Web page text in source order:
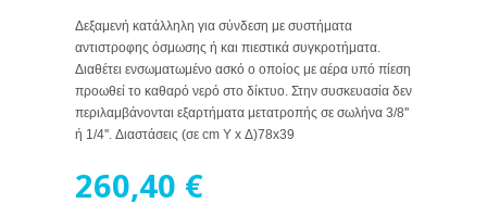
Δεξαμενή κατάλληλη για σύνδεση με συστήματα
αντιστροφης όσμωσης ή και πιεστικά συγκροτήματα.
Διαθέτει ενσωματωμένο ασκό ο οποίος με αέρα υπό πίεση
προωθεί το καθαρό νερό στο δίκτυο. Στην συσκευασία δεν
περιλαμβάνονται εξαρτήματα μετατροπής σε σωλήνα 3/8''
ή 1/4''. Διαστάσεις (σε cm Υ x Δ)78x39
260,40 €